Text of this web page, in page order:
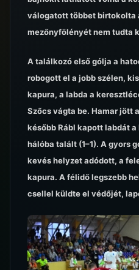
válogatott többet birtokolta
mezőnyfölényét nem tudta
A találkozó első gólja a
robogott el a jobb szélen,
kapura, a labda a
Szőcs vágta be. Hamar jött
később Rábl kapott labdát
hálóba talált (1–1). A gyors
kevés helyzet adódott, a
kapura. A félidő legszebb
csellel küldte el védőjét,